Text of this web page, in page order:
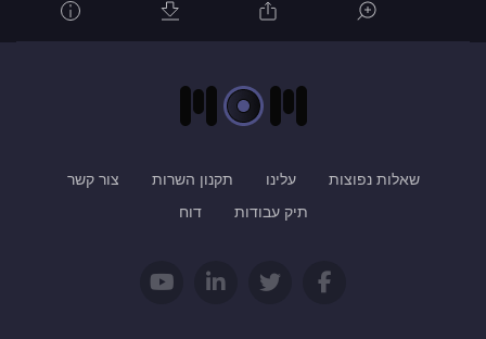
שאלות נפוצות עלינו תקנון השרות
צור קשר
תיק עבודות
דוח